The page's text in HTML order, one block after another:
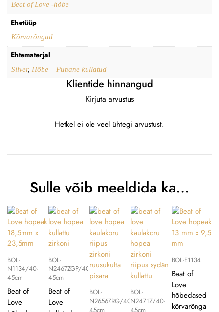
Beat of Love -hõbe
Ehetüüp
Kõrvarõngad
Ehtematerjal
Silver, Hõbe – Punane kullatud
Klientide hinnangud
Kirjuta arvustus
Hetkel ei ole veel ühtegi arvustust.
Sulle võib meeldida ka…
BOL-
N1134/40-
45cm
Beat of
Love
BOL-
N2467ZGP/40-
45cm
Beat of
Love
BOL-
N2656ZRG/40-
45cm
BOL-
N2471Z/40-
45cm
BOL-E1134
Beat of
Love
hõbedased
kõrvarõnga